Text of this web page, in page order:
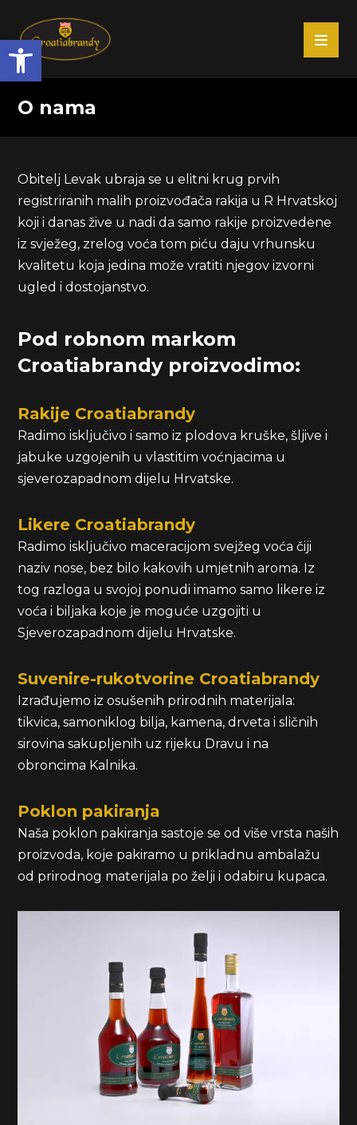
Open toolbar
O nama
Obitelj Levak ubraja se u elitni krug prvih
registriranih malih proizvođača rakija u R Hrvatskoj
koji i danas žive u nadi da samo rakije proizvedene
iz svježeg, zrelog voća tom piću daju vrhunsku
kvalitetu koja jedina može vratiti njegov izvorni
ugled i dostojanstvo.
Pod robnom markom
Croatiabrandy proizvodimo:
Rakije Croatiabrandy
Radimo isključivo i samo iz plodova kruške, šljive i
jabuke uzgojenih u vlastitim voćnjacima u
sjeverozapadnom dijelu Hrvatske.
Likere Croatiabrandy
Radimo isključivo maceracijom svejžeg voća čiji
naziv nose, bez bilo kakovih umjetnih aroma. Iz
tog razloga u svojoj ponudi imamo samo likere iz
voća i biljaka koje je moguće uzgojiti u
Sjeverozapadnom dijelu Hrvatske.
Suvenire-rukotvorine Croatiabrandy
Izrađujemo iz osušenih prirodnih materijala:
tikvica, samoniklog bilja, kamena, drveta i sličnih
sirovina sakupljenih uz rijeku Dravu i na
obroncima Kalnika.
Poklon pakiranja
Naša poklon pakiranja sastoje se od više vrsta naših
proizvoda, koje pakiramo u prikladnu ambalažu
od prirodnog materijala po želji i odabiru kupaca.